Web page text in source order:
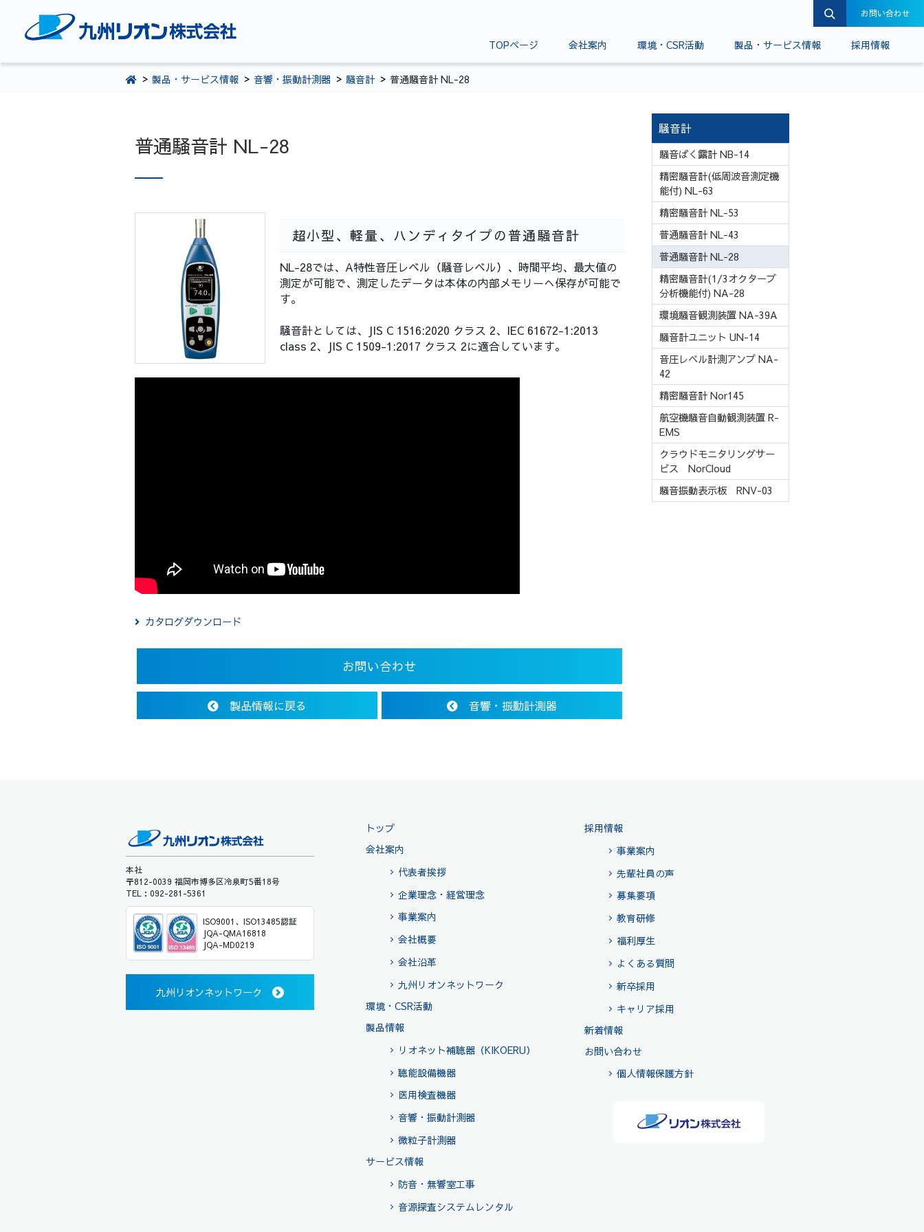
TOPページ 会社案内 環境・CSR活動 製品・サービス情報 採用情報
お問い合わせ
製品・サービス情報 音響・振動計測器 騒音計 普通騒音計 NL-28
普通騒音計 NL-28
超小型、軽量、ハンディタイプの普通騒音計
NL-28では、A特性音圧レベル（騒音レベル）、時間平均、最大値の
測定が可能で、測定したデータは本体の内部メモリーへ保存が可能で
す。
騒音計としては、JIS C 1516:2020 クラス 2、IEC 61672-1:2013
class 2、JIS C 1509-1:2017 クラス 2に適合しています。
カタログダウンロード
お問い合わせ
製品情報に戻る 音響・振動計測器
騒音計
騒音ばく露計 NB-14
精密騒音計(低周波音測定機
能付) NL-63
精密騒音計 NL-53
普通騒音計 NL-43
普通騒音計 NL-28
精密騒音計(1/3オクターブ
分析機能付) NA-28
環境騒音観測装置 NA-39A
騒音計ユニット UN-14
音圧レベル計測アンプ NA-
42
精密騒音計 Nor145
航空機騒音自動観測装置 R-
EMS
クラウドモニタリングサー
ビス NorCloud
騒音振動表示板 RNV-03
本社
〒812-0039 福岡市博多区冷泉町5番18号
TEL：092-281-5361
ISO9001、ISO13485認証
JQA-QMA16818
JQA-MD0219
九州リオンネットワーク
トップ
会社案内
代表者挨拶
企業理念・経営理念
事業案内
会社概要
会社沿革
九州リオンネットワーク
環境・CSR活動
製品情報
リオネット補聴器（KIKOERU）
聴能設備機器
医用検査機器
音響・振動計測器
微粒子計測器
サービス情報
防音・無響室工事
音源探査システムレンタル
採用情報
事業案内
先輩社員の声
募集要項
教育研修
福利厚生
よくある質問
新卒採用
キャリア採用
新着情報
お問い合わせ
個人情報保護方針